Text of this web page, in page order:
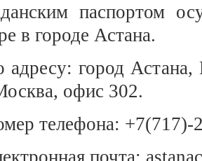
паспортом
в городе Астана.
адресу: город Астана,
офис 302.
телефона: +7(717)-
почта: